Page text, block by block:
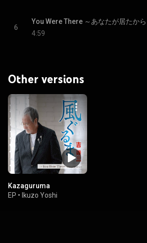
6
4:59
Other versions
Kazaguruma
EP • Ikuzo Yoshi